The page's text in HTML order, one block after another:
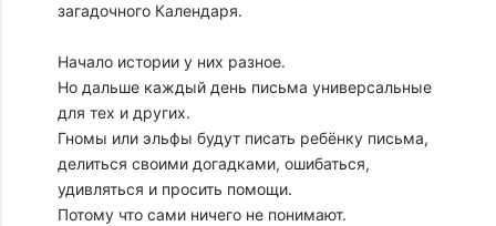
загадочного Календаря.
Начало истории у них разное.
Но дальше каждый день письма универсальные
для тех и других.
Гномы или эльфы будут писать ребёнку письма,
делиться своими догадками, ошибаться,
удивляться и просить помощи.
Потому что сами ничего не понимают.